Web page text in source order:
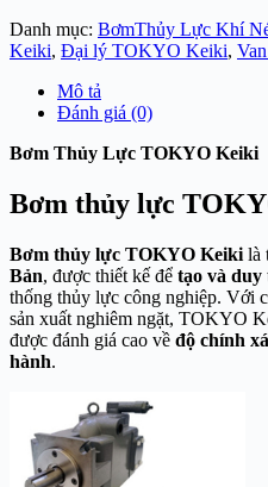
Danh mục: BơmThủy Lực Khí
Keiki, Đại lý TOKYO Keiki,
Mô tả
Đánh giá (0)
Bơm Thủy Lực TOKYO Keiki
Bơm thủy lực
Bơm thủy lực TOKYO Keiki là
Bản, được thiết kế để tạo và duy
thống thủy lực công nghiệp. Với
sản xuất nghiêm ngặt, TOKYO
được đánh giá cao về độ chính
hành.